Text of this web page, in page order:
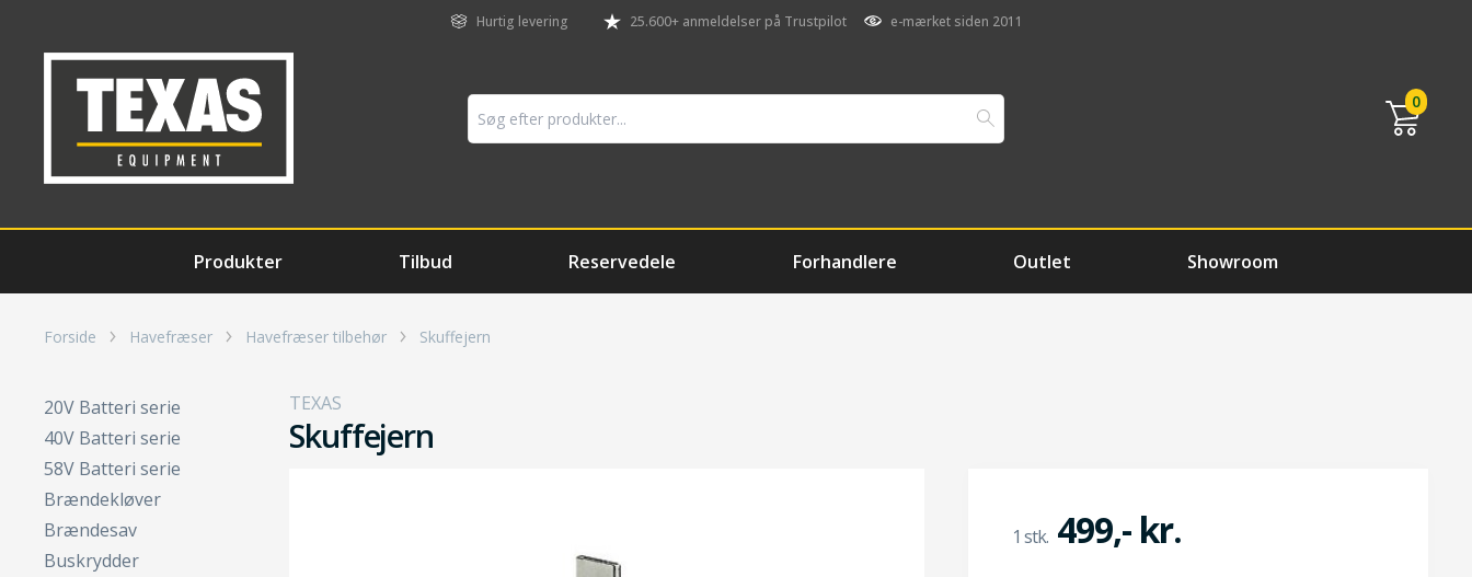
Hurtig levering 25.600+ anmeldelser på Trustpilot e-mærket siden 2011
0
Produkter Tilbud Reservedele Forhandlere Outlet Showroom
Forside Havefræser Havefræser tilbehør Skuffejern
20V Batteri serie
40V Batteri serie
58V Batteri serie
Brændekløver
Brændesav
Buskrydder
TEXAS
Skuffejern
499,- kr.